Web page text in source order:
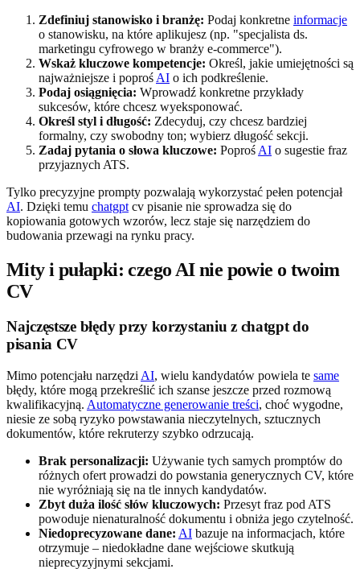
Zdefiniuj stanowisko i branżę: Podaj konkretne informacje
o stanowisku, na które aplikujesz (np. "specjalista ds.
marketingu cyfrowego w branży e-commerce").
Wskaż kluczowe kompetencje: Określ, jakie umiejętności są
najważniejsze i poproś AI o ich podkreślenie.
Podaj osiągnięcia: Wprowadź konkretne przykłady
sukcesów, które chcesz wyeksponować.
Określ styl i długość: Zdecyduj, czy chcesz bardziej
formalny, czy swobodny ton; wybierz długość sekcji.
Zadaj pytania o słowa kluczowe: Poproś AI o sugestie fraz
przyjaznych ATS.
Tylko precyzyjne prompty pozwalają wykorzystać pełen potencjał
AI. Dzięki temu chatgpt cv pisanie nie sprowadza się do
kopiowania gotowych wzorów, lecz staje się narzędziem do
budowania przewagi na rynku pracy.
Mity i pułapki: czego AI nie powie o twoim
CV
Najczęstsze błędy przy korzystaniu z chatgpt do
pisania CV
Mimo potencjału narzędzi AI, wielu kandydatów powiela te same
błędy, które mogą przekreślić ich szanse jeszcze przed rozmową
kwalifikacyjną. Automatyczne generowanie treści, choć wygodne,
niesie ze sobą ryzyko powstawania nieczytelnych, sztucznych
dokumentów, które rekruterzy szybko odrzucają.
Brak personalizacji: Używanie tych samych promptów do
różnych ofert prowadzi do powstania generycznych CV, które
nie wyróżniają się na tle innych kandydatów.
Zbyt duża ilość słów kluczowych: Przesyt fraz pod ATS
powoduje nienaturalność dokumentu i obniża jego czytelność.
Niedoprecyzowane dane: AI bazuje na informacjach, które
otrzymuje – niedokładne dane wejściowe skutkują
nieprecyzyjnymi sekcjami.